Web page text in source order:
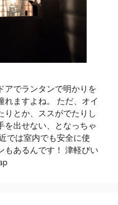
アでランタンで明かりを
ますよね。 ただ、オイ
りとか、ススがでたりし
を出せない、となっちゃ
では室内でも安全に使
もあるんです！ 津軽びい